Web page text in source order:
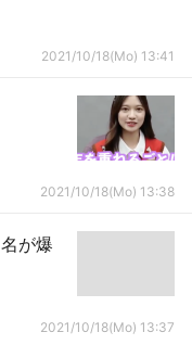
2021/10/18(Mo) 13:41
2021/10/18(Mo) 13:38
が爆
2021/10/18(Mo) 13:37